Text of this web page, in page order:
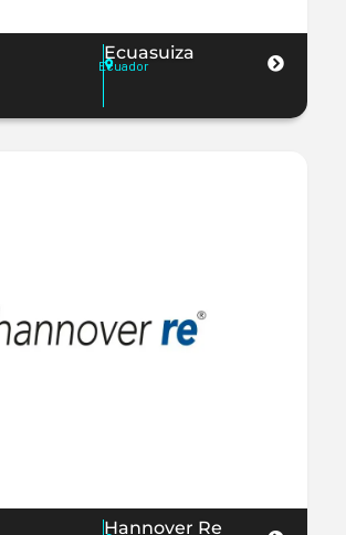
Ecuasuiza
Ecuador
Hannover Re